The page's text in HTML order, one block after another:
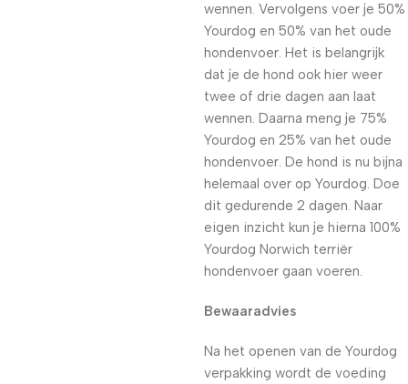
wennen. Vervolgens voer je 50%
Yourdog en 50% van het oude
hondenvoer. Het is belangrijk
dat je de hond ook hier weer
twee of drie dagen aan laat
wennen. Daarna meng je 75%
Yourdog en 25% van het oude
hondenvoer. De hond is nu bijna
helemaal over op Yourdog. Doe
dit gedurende 2 dagen. Naar
eigen inzicht kun je hierna 100%
Yourdog Norwich terriër
hondenvoer gaan voeren.
Bewaaradvies
Na het openen van de Yourdog
verpakking wordt de voeding